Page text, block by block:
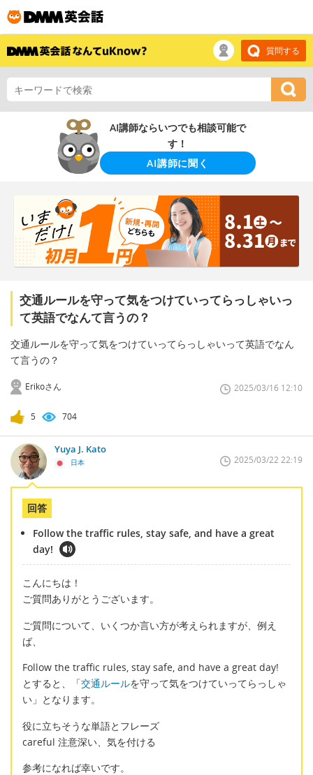
質問する
AI講師ならいつでも相談可能で
す！
AI講師に聞く
交通ルールを守って気をつけていってらっしゃいっ
て英語でなんて言うの？
交通ルールを守って気をつけていってらっしゃいって英語でなん
て言うの？
Erikoさん 2025/03/16 12:10
5 704
Yuya J. Kato
日本 2025/03/22 22:19
回答
Follow the traffic rules, stay safe, and have a great
day!
こんにちは！
ご質問ありがとうございます。
ご質問について、いくつか言い方が考えられますが、例え
ば、
Follow the traffic rules, stay safe, and have a great day!
とすると、「交通ルールを守って気をつけていってらっしゃ
い」となります。
役に立ちそうな単語とフレーズ
careful 注意深い、気を付ける
参考になれば幸いです。